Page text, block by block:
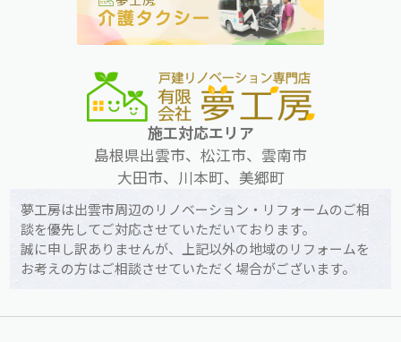
施工対応エリア
島根県出雲市、松江市、雲南市
大田市、川本町、美郷町
夢工房は出雲市周辺のリノベーション・リフォームのご相
談を優先してご対応させていただいております。
誠に申し訳ありませんが、上記以外の地域のリフォームを
お考えの方はご相談させていただく場合がございます。